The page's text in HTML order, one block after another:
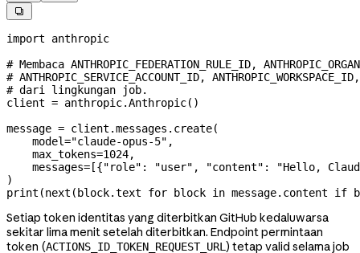

import anthropic
# Membaca ANTHROPIC_FEDERATION_RULE_ID,
# ANTHROPIC_SERVICE_ACCOUNT_ID,
# dari lingkungan job.
client = anthropic.Anthropic()
message = client.messages.create(
    model
="claude-opus-5" ,
    max_tokens
=1024,
    messages
= [{"role" : "user" , "content" :
"Hello,
)
print (next (block.text for block in message.content if
Setiap token identitas yang diterbitkan GitHub kedaluwarsa
sekitar lima menit setelah diterbitkan. Endpoint permintaan
token (ACTIONS_ID_TOKEN_REQUEST_URL) tetap valid selama job